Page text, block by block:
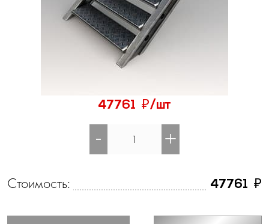
47761 ₽/шт
- +
Стоимость: 47761 ₽